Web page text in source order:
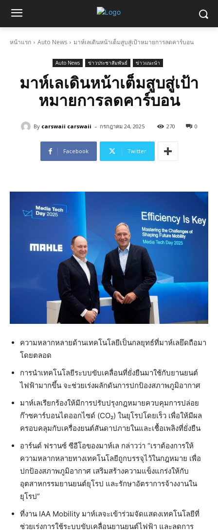
หน้าแรก Auto News มาห์เลเดินหน้าเต็มสูบสู่เป้าหมายการลดคาร์บอน
Auto News ข่าวประชาสัมพันธ์ ข่าวแนะนำ
มาห์เลเดินหน้าเต็มสูบสู่เป้า
หมายการลดคาร์บอน
By carswaii carswaii - กรกฎาคม 24, 2025 270 0
Facebook Twitter
ความหลากหลายด้านเทคโนโลยีเป็นกลยุทธ์ที่มาห์เลยึดถือมา
โดยตลอด
การนำเทคโนโลยีระบบขับเคลื่อนที่ยั่งยืนมาใช้กับยานยนต์
ไฟฟ้ามากขึ้น จะช่วยเร่งผลักดันการปกป้องสภาพภูมิอากาศ
มาห์เลเรียกร้องให้มีการปรับปรุงกฎหมายควบคุมการปล่อย
ก๊าซคาร์บอนไดออกไซด์ (CO₂) ในยุโรปโดยเร็ว เพื่อให้มีผล
ครอบคลุมกับเครื่องยนต์สันดาปภายในและเชื้อเพลิงที่ยั่งยืน
อาร์นด์ ฟรานซ์ ซีอีโอของมาห์เล กล่าวว่า “เราต้องการให้
ความหลากหลายทางเทคโนโลยีถูกบรรจุไว้ในกฎหมาย เพื่อ
ปกป้องสภาพภูมิอากาศ เสริมสร้างความแข็งแกร่งให้กับ
อุตสาหกรรมยานยนต์ยุโรป และรักษาอัตราการจ้างงานใน
ยุโรป”
ที่งาน IAA Mobility มาห์เลจะเข้าร่วมจัดแสดงเทคโนโลยีที่
ช่วยเร่งการใช้ระบบขับเคลื่อนยานยนต์ไฟฟ้า และลดการ